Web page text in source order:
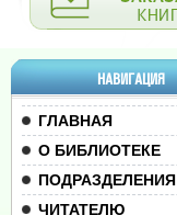
НАВИГАЦИЯ
ГЛАВНАЯ
О БИБЛИОТЕКЕ
ПОДРАЗДЕЛЕНИЯ
ЧИТАТЕЛЮ